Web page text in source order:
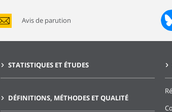
Avis de parution
STATISTIQUES ET ÉTUDES
DÉFINITIONS, MÉTHODES ET QUALITÉ